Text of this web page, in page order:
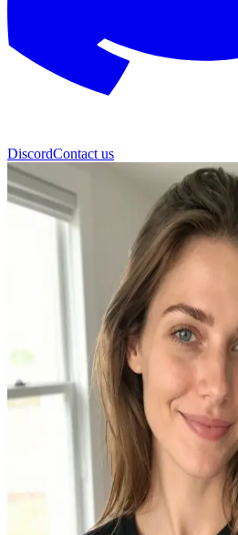
DiscordContact us
Сельма